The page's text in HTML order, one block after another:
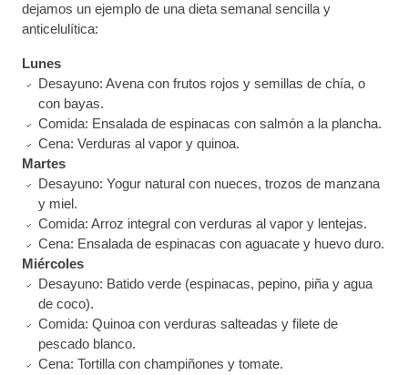
dejamos un ejemplo de una dieta semanal sencilla y
anticelulítica:
Lunes
Desayuno: Avena con frutos rojos y semillas de chía, o
con bayas.
Comida: Ensalada de espinacas con salmón a la plancha.
Cena: Verduras al vapor y quinoa.
Martes
Desayuno: Yogur natural con nueces, trozos de manzana
y miel.
Comida: Arroz integral con verduras al vapor y lentejas.
Cena: Ensalada de espinacas con aguacate y huevo duro.
Miércoles
Desayuno: Batido verde (espinacas, pepino, piña y agua
de coco).
Comida: Quinoa con verduras salteadas y filete de
pescado blanco.
Cena: Tortilla con champiñones y tomate.